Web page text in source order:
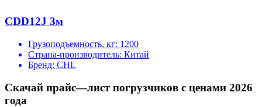
CDD12J 3м
Грузоподъемность, кг: 1200
Страна-производитель: Китай
Бренд: CHL
Скачай прайс—лист погрузчиков с ценами 2026
года